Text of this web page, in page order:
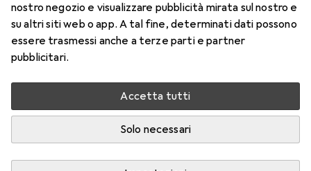
nostro negozio e visualizzare pubblicità mirata sul nostro e
su altri siti web o app. A tal fine, determinati dati possono
essere trasmessi anche a terze parti e partner
pubblicitari.
Accetta tutti
Solo necessari
Prezzo in EUR IVA incl.
Consegna tra lun, 17/8 e mer, 19/8
Più di 10 pezzi in stock presso il fornitore
Aggiungi al carrello